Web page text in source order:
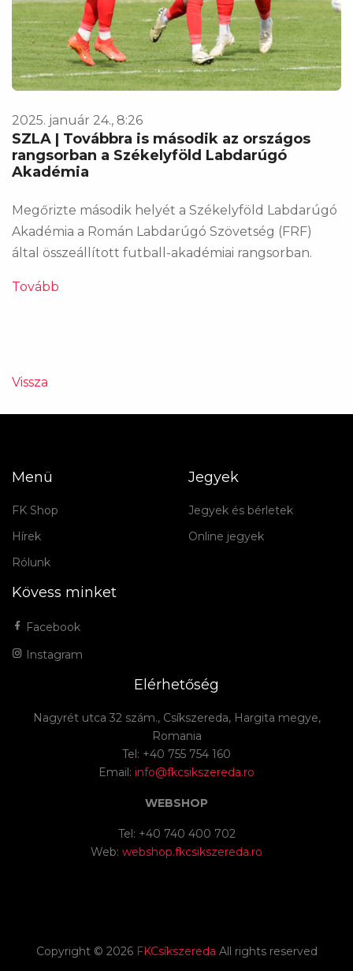
2025. január 24., 8:26
SZLA | Továbbra is második az országos
rangsorban a Székelyföld Labdarúgó
Akadémia
Megőrizte második helyét a Székelyföld Labdarúgó
Akadémia a Román Labdarúgó Szövetség (FRF)
által összeállított futball-akadémiai rangsorban.
Tovább
Vissza
Menü
FK Shop
Hírek
Rólunk
Jegyek
Jegyek és bérletek
Online jegyek
Kövess minket
Facebook
Instagram
Elérhetőség
Nagyrét utca 32 szám., Csíkszereda, Hargita megye,
Romania
Tel: +40 755 754 160
Email: info@fkcsikszereda.ro
WEBSHOP
Tel: +40 740 400 702
Web: webshop.fkcsikszereda.ro
Copyright © 2026 FKCsíkszereda All rights reserved